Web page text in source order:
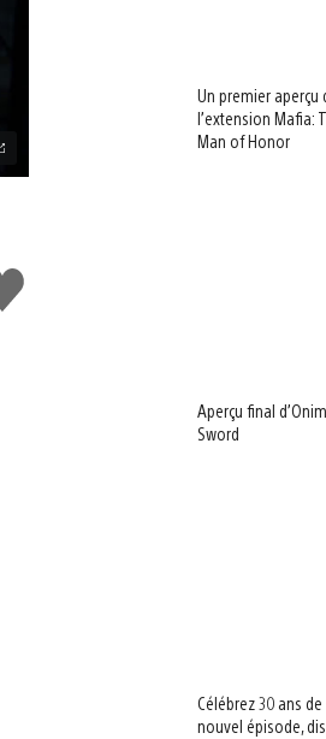
Un premier
l’extension Mafia:
Man of Honor
Aperçu final
Sword
Célébrez 30 ans
nouvel épisode,